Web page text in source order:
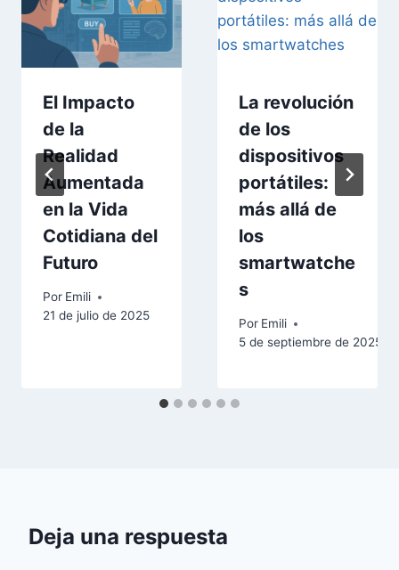
El Impacto
de la
Realidad
Aumentada
en la Vida
Cotidiana del
Futuro
Por Emili
21 de julio de 2025
La revolución
de los
dispositivos
portátiles:
más allá de
los
smartwatche
s
Por Emili
5 de septiembre de 2025
Deja una respuesta